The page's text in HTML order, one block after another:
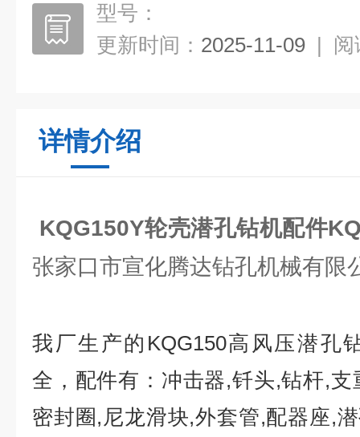
型号：
更新时间： 2025-11-09 | 阅
详情介绍
KQG150Y轮壳潜孔钻机配件
张家口市宣化腾达钻孔机械有限
我厂生产的 KQG150高风压潜孔
全，配件有：冲击器,钎头,钻杆,支
密封圈 , 尼龙滑块,外套管,配器座,